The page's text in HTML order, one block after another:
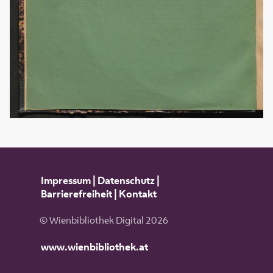
Impressum| Datenschutz|
Barrierefreiheit| Kontakt
© Wienbibliothek Digital 2026
www.wienbibliothek.at